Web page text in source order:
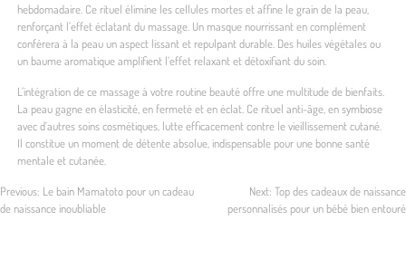
hebdomadaire. Ce rituel élimine les cellules mortes et affine le grain de la peau,
renforçant l’effet éclatant du massage. Un masque nourrissant en complément
conférera à la peau un aspect lissant et repulpant durable. Des huiles végétales ou
un baume aromatique amplifient l’effet relaxant et détoxifiant du soin.
L’intégration de ce massage à votre routine beauté offre une multitude de bienfaits.
La peau gagne en élasticité, en fermeté et en éclat. Ce rituel anti-âge, en symbiose
avec d’autres soins cosmétiques, lutte efficacement contre le vieillissement cutané.
Il constitue un moment de détente absolue, indispensable pour une bonne santé
mentale et cutanée.
Previous: Le bain Mamatoto pour un cadeau
de naissance inoubliable
Next: Top des cadeaux de naissance
personnalisés pour un bébé bien entouré